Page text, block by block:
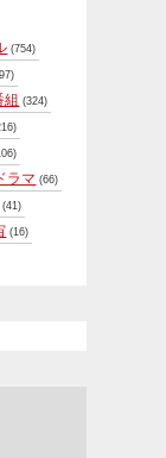
(754)
組 (324)
ラマ (66)
(41)
(16)